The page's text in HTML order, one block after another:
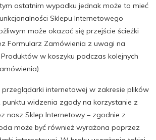
ostatnim wypadku jednak może to mieć
Sklepu Internetowego
może okazać się przejście ścieżki
Formularz Zamówienia z uwagi na
w koszyku podczas kolejnych
internetowej w zakresie plików
punktu widzenia zgody na korzystanie z
nasz Sklep Internetowy – zgodnie z
może być również wyrażona poprzez